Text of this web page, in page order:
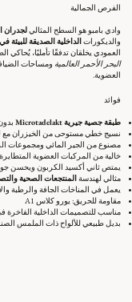
الفرص الجمالية
وادي بامبو هو السطح المثاليلجدران
والديكوراتالداخلية الصديقة للبيئة
العمودي يخلقان تدفقًا تأمليًا،
البحر الأحمر العالمية ومساحات
العضوية.
فوائد
طبقة جصية جيرية Microtadelakt
نسيج خطي مستوحى من الخيزران مع
مصنوع من الجير المائي ومجموعات
خالية من المركبات العضوية
يمتص ثاني أكسيد الكربون ويحسن
مثالي لهندسةالمنتجعات الصحية
يعمل في المناخات الجافة والرطبة
مقاومة للحريق: يورو كلاس A1
مناسب للتصميمات الداخلية الفاخرة
بديل طبيعي للألواح ذات الملمس